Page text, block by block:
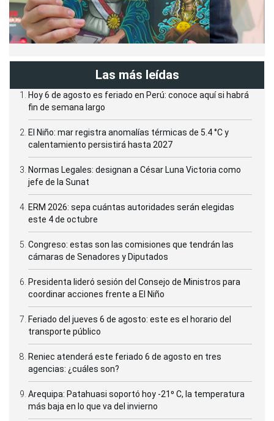
Las más leídas
Hoy 6 de agosto es feriado en Perú: conoce aquí si habrá
fin de semana largo
El Niño: mar registra anomalías térmicas de 5.4 °C y
calentamiento persistirá hasta 2027
Normas Legales: designan a César Luna Victoria como
jefe de la Sunat
ERM 2026: sepa cuántas autoridades serán elegidas
este 4 de octubre
Congreso: estas son las comisiones que tendrán las
cámaras de Senadores y Diputados
Presidenta lideró sesión del Consejo de Ministros para
coordinar acciones frente a El Niño
Feriado del jueves 6 de agosto: este es el horario del
transporte público
Reniec atenderá este feriado 6 de agosto en tres
agencias: ¿cuáles son?
Arequipa: Patahuasi soportó hoy -21⁰ C, la temperatura
más baja en lo que va del invierno